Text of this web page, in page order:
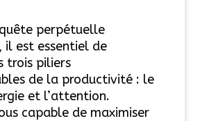
perpétuelle
il est essentiel de
trois piliers
de la productivité : le
et l’attention.
capable de maximiser